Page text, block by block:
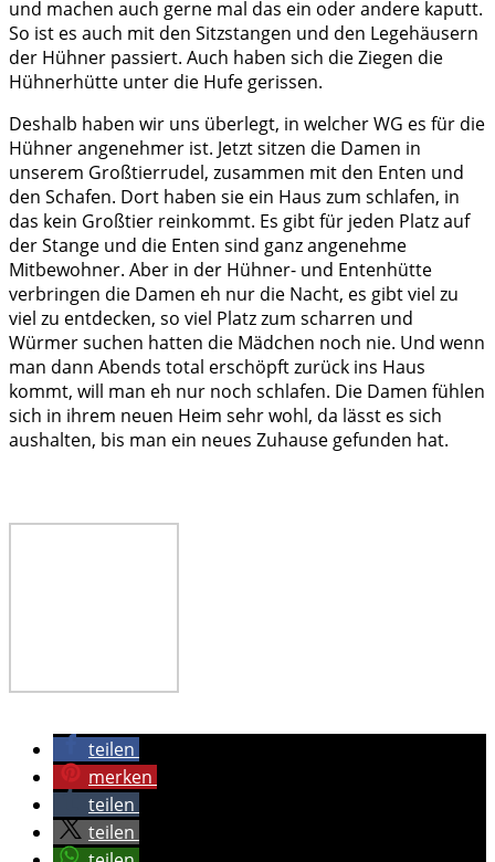
und machen auch gerne mal das ein oder andere kaputt.
So ist es auch mit den Sitzstangen und den Legehäusern
der Hühner passiert. Auch haben sich die Ziegen die
Hühnerhütte unter die Hufe gerissen.
Deshalb haben wir uns überlegt, in welcher WG es für die
Hühner angenehmer ist. Jetzt sitzen die Damen in
unserem Großtierrudel, zusammen mit den Enten und
den Schafen. Dort haben sie ein Haus zum schlafen, in
das kein Großtier reinkommt. Es gibt für jeden Platz auf
der Stange und die Enten sind ganz angenehme
Mitbewohner. Aber in der Hühner- und Entenhütte
verbringen die Damen eh nur die Nacht, es gibt viel zu
viel zu entdecken, so viel Platz zum scharren und
Würmer suchen hatten die Mädchen noch nie. Und wenn
man dann Abends total erschöpft zurück ins Haus
kommt, will man eh nur noch schlafen. Die Damen fühlen
sich in ihrem neuen Heim sehr wohl, da lässt es sich
aushalten, bis man ein neues Zuhause gefunden hat.
teilen
merken
teilen
teilen